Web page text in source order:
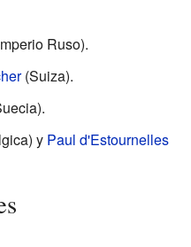
Ruso).
(Suiza).
y Paul d'Estournelles